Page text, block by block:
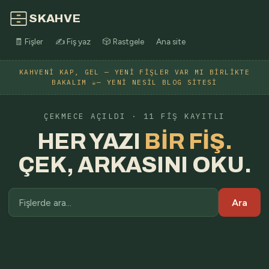
SKAHVE
🧾 Fişler ✍️ Fiş yaz 🎲 Rastgele Ana site
KAHVENI KAP, GEL — YENI FIŞLER VAR MI BIRLIKTE
BAKALIM ☕— YENI NESIL BLOG SITESI
ÇEKMECE AÇILDI · 11 FIŞ KAYITLI
HER YAZI
BIR FIŞ.
ÇEK, ARKASINI OKU.
Ara